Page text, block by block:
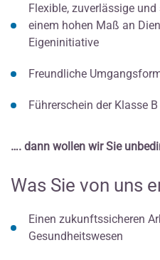
Flexible, zuverlässige
einem hohen Maß an
Eigeninitiative
Freundliche
Führerschein der Klasse B
…. dann wollen wir Sie
Was Sie von uns
Einen zukunftssicheren
Gesundheitswesen